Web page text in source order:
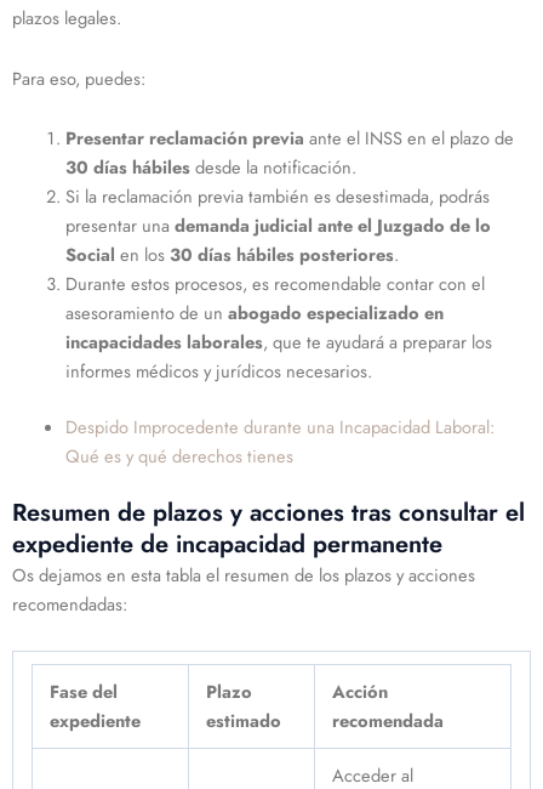
plazos legales.
Para eso, puedes:
Presentar reclamación previa ante el INSS en el plazo de
30 días hábilesdesde la notificación.
Si la reclamación previa también es desestimada, podrás
presentar una demanda judicial ante el Juzgado de lo
Social en los30 días hábiles posteriores.
Durante estos procesos, es recomendable contar con el
asesoramiento de un abogado especializado en
incapacidades laborales, que te ayudará a preparar los
informes médicos y jurídicos necesarios.
Despido Improcedente durante una Incapacidad Laboral:
Qué es y qué derechos tienes
Resumen de plazos y acciones tras consultar el
expediente de incapacidad permanente
Os dejamos en esta tabla el resumen de los plazos y acciones
recomendadas:
Fase del
expediente
Plazo
estimado
Acción
recomendada
Acceder al